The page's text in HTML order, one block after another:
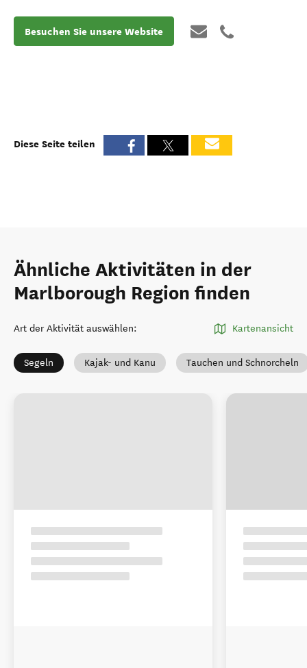
Besuchen Sie unsere Website
Diese Seite teilen
Ähnliche Aktivitäten in der
Marlborough Region finden
Art der Aktivität auswählen: Kartenansicht
Segeln Kajak- und Kanu Tauchen und Schnorcheln